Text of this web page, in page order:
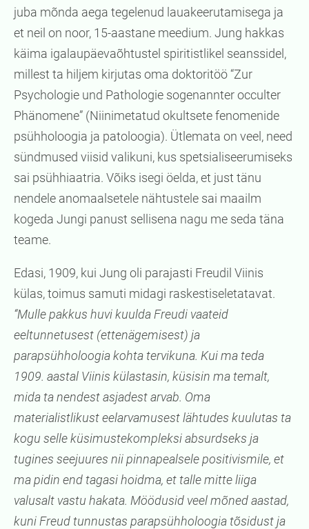
juba mõnda aega tegelenud lauakeerutamisega ja
et neil on noor, 15-aastane meedium. Jung hakkas
käima igalaupäevaõhtustel spiritistlikel seanssidel,
millest ta hiljem kirjutas oma doktoritöö “Zur
Psychologie und Pathologie sogenannter occulter
Phänomene” (Niinimetatud okultsete fenomenide
psühholoogia ja patoloogia). Ütlemata on veel, need
sündmused viisid valikuni, kus spetsialiseerumiseks
sai psühhiaatria. Võiks isegi öelda, et just tänu
nendele anomaalsetele nähtustele sai maailm
kogeda Jungi panust sellisena nagu me seda täna
teame.
Edasi, 1909, kui Jung oli parajasti Freudil Viinis
külas, toimus samuti midagi raskestiseletatavat.
“Mulle pakkus huvi kuulda Freudi vaateid
eeltunnetusest (ettenägemisest) ja
parapsühholoogia kohta tervikuna. Kui ma teda
1909. aastal Viinis külastasin, küsisin ma temalt,
mida ta nendest asjadest arvab. Oma
materialistlikust eelarvamusest lähtudes kuulutas ta
kogu selle küsimustekompleksi absurdseks ja
tugines seejuures nii pinnapealsele positivismile, et
ma pidin end tagasi hoidma, et talle mitte liiga
valusalt vastu hakata. Möödusid veel mõned aastad,
kuni Freud tunnustas parapsühholoogia tõsidust ja